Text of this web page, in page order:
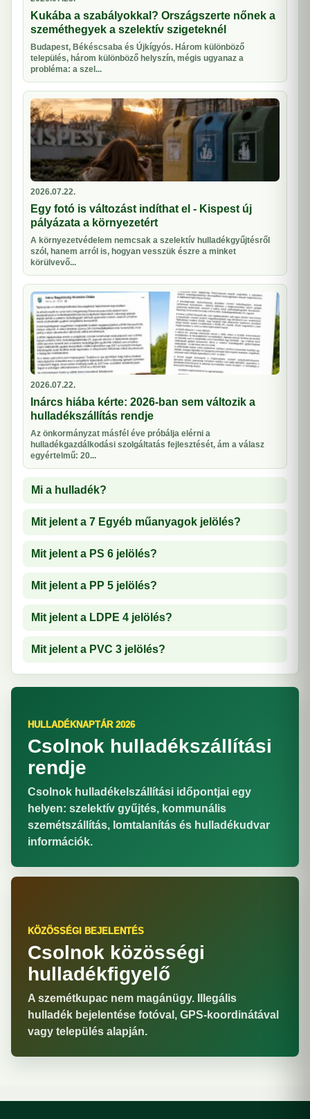
Kukába a szabályokkal? Országszerte nőnek a
szeméthegyek a szelektív szigeteknél
Budapest, Békéscsaba és Újkígyós. Három különböző
település, három különböző helyszín, mégis ugyanaz a
probléma: a szel...
2026.07.22.
Egy fotó is változást indíthat el - Kispest új
pályázata a környezetért
A környezetvédelem nemcsak a szelektív hulladékgyűjtésről
szól, hanem arról is, hogyan vesszük észre a minket
körülvevő...
2026.07.22.
Inárcs hiába kérte: 2026-ban sem változik a
hulladékszállítás rendje
Az önkormányzat másfél éve próbálja elérni a
hulladékgazdálkodási szolgáltatás fejlesztését, ám a válasz
egyértelmű: 20...
Mi a hulladék?
Mit jelent a 7 Egyéb műanyagok jelölés?
Mit jelent a PS 6 jelölés?
Mit jelent a PP 5 jelölés?
Mit jelent a LDPE 4 jelölés?
Mit jelent a PVC 3 jelölés?
HULLADÉKNAPTÁR 2026
Csolnok hulladékszállítási
rendje
Csolnok hulladékelszállítási időpontjai egy
helyen: szelektív gyűjtés, kommunális
szemétszállítás, lomtalanítás és hulladékudvar
információk.
KÖZÖSSÉGI BEJELENTÉS
Csolnok közösségi
hulladékfigyelő
A szemétkupac nem magánügy. Illegális
hulladék bejelentése fotóval, GPS-koordinátával
vagy település alapján.